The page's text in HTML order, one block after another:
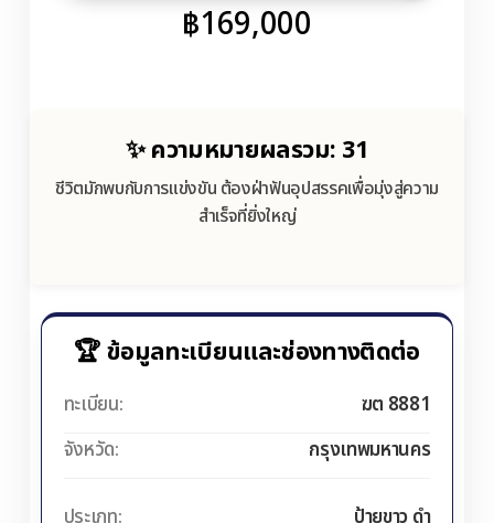
฿169,000
✨ ความหมายผลรวม: 31
ชีวิตมักพบกับการแข่งขัน ต้องฝ่าฟันอุปสรรคเพื่อมุ่งสู่ความ
สำเร็จที่ยิ่งใหญ่
🏆 ข้อมูลทะเบียนและช่องทางติดต่อ
ทะเบียน:
ฆต 8881
จังหวัด:
กรุงเทพมหานคร